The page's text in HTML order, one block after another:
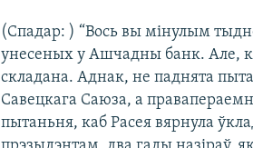
(Спадар: ) “Вось вы мінулым
унесеных у Ашчадны банк. Але,
складана. Аднак, не паднята
Савецкага Саюза, а
пытаньня, каб Расея вярнула